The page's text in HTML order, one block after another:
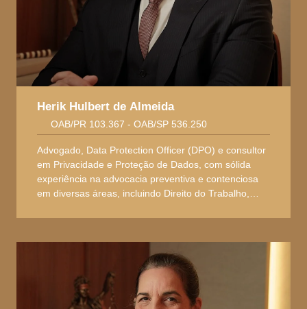
OAB/PR 103.367 - OAB/SP 536.250
Herik Hulbert de Almeida
Advogado, Data Protection Officer (DPO) e consultor
em Privacidade e Proteção de Dados, com sólida
experiência na advocacia preventiva e contenciosa
em diversas áreas, incluindo Direito do Trabalho,
e elaborador de planos de implementação e
adequação às normas da Lei Geral de Proteção de
Dados (LGPD).